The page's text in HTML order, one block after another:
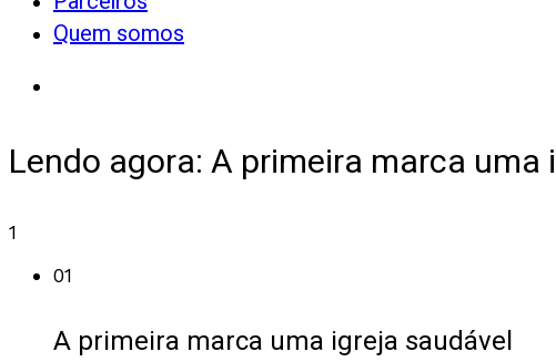
Quem somos
Lendo agora: A primeira marca uma
1
01
A primeira marca uma igreja saudável